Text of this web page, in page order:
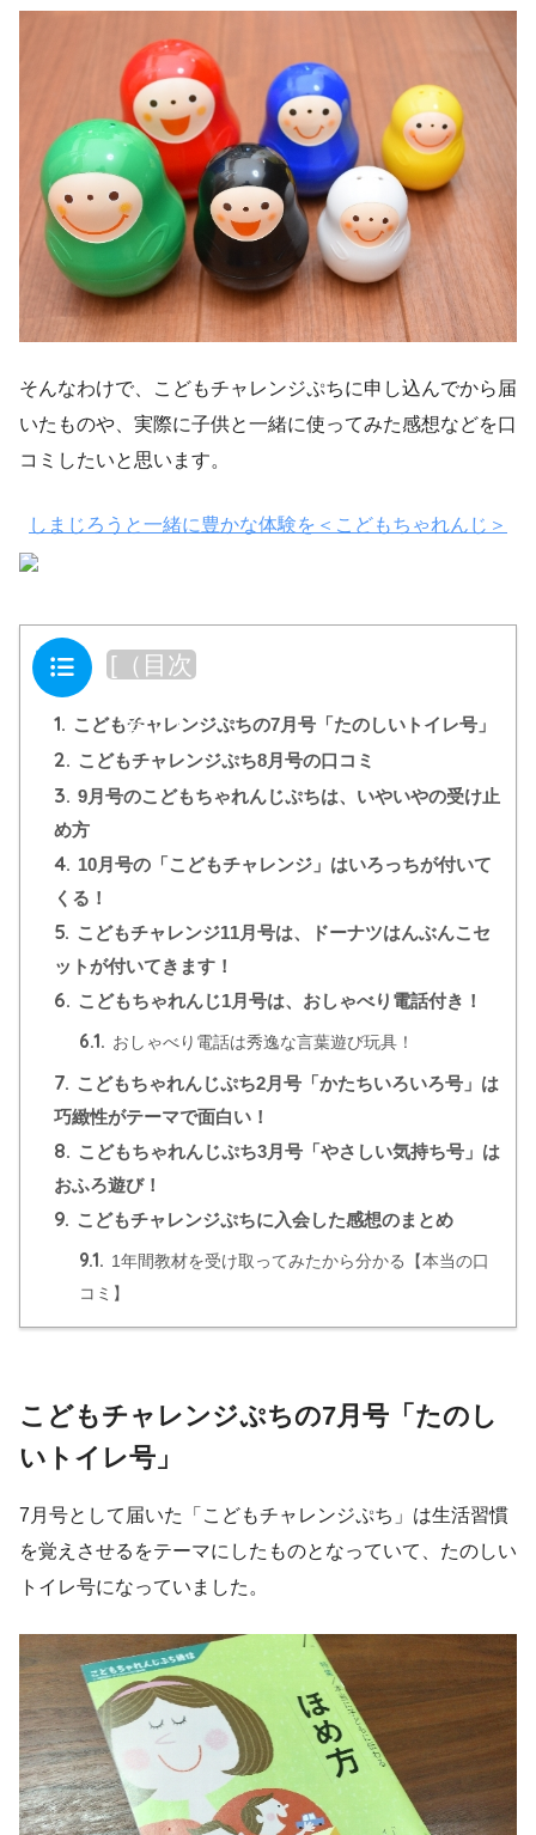
そんなわけで、こどもチャレンジぷちに申し込んでから届
いたものや、実際に子供と一緒に使ってみた感想などを口
コミしたいと思います。
しまじろうと一緒に豊かな体験を＜こどもちゃれんじ＞
目次 [ （目次
る）]
1. こどもチャレンジぷちの7月号「たのしいトイレ号」
2. こどもチャレンジぷち8月号の口コミ
3. 9月号のこどもちゃれんじぷちは、いやいやの受け止
め方
4. 10月号の「こどもチャレンジ」はいろっちが付いて
くる！
5. こどもチャレンジ11月号は、ドーナツはんぶんこセ
ットが付いてきます！
6. こどもちゃれんじ1月号は、おしゃべり電話付き！
6.1. おしゃべり電話は秀逸な言葉遊び玩具！
7. こどもちゃれんじぷち2月号「かたちいろいろ号」は
巧緻性がテーマで面白い！
8. こどもちゃれんじぷち3月号「やさしい気持ち号」は
おふろ遊び！
9. こどもチャレンジぷちに入会した感想のまとめ
9.1. 1年間教材を受け取ってみたから分かる【本当の口
コミ】
こどもチャレンジぷちの7月号「たのし
いトイレ号」
7月号として届いた「こどもチャレンジぷち」は生活習慣
を覚えさせるをテーマにしたものとなっていて、たのしい
トイレ号になっていました。